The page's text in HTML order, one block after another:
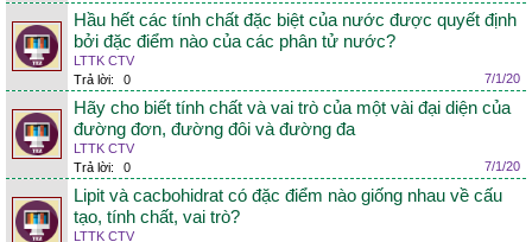
Hầu hết các tính chất đặc biệt của nước được quyết định
bởi đặc điểm nào của các phân tử nước?
LTTK CTV
Trả lời:
0 7/1/20
Hãy cho biết tính chất và vai trò của một vài đại diện của
đường đơn, đường đôi và đường đa
LTTK CTV
Trả lời:
0 7/1/20
Lipit và cacbohidrat có đặc điểm nào giống nhau về cấu
tạo, tính chất, vai trò?
LTTK CTV